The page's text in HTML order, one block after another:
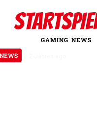
GAMING NEWS